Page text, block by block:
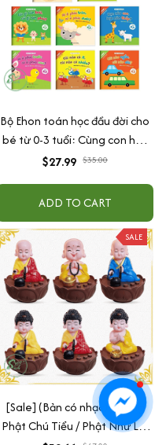
Bộ Ehon toán học đầu đời cho
bé từ 0-3 tuổi: Cùng con học
toán (song ngữ Việt Anh)
$27.99 $35.00
ADD TO CART
SALE
[Sale] (Bản có nhạc) Tượng
Phật Chú Tiểu / Phật Như Lai